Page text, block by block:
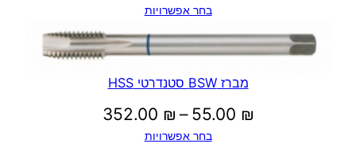
עד
בחר אפשרויות
מברז BSW סטנדרטי HSS
55.00 ₪
–
352.00 ₪
בחר אפשרויות